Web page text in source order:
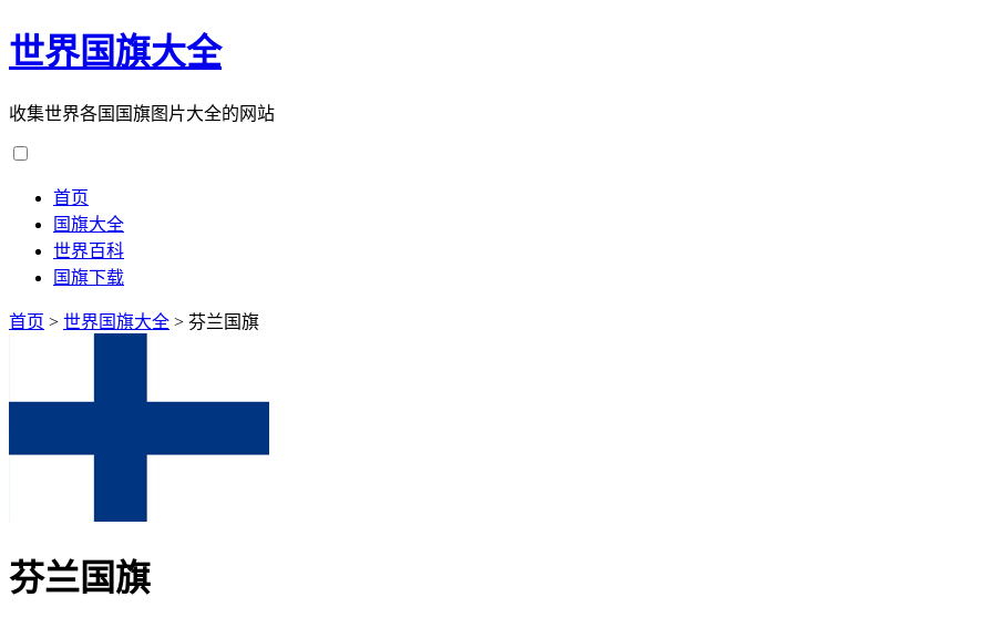
世界国旗大全
收集世界各国国旗图片大全的网站
首页
国旗大全
世界百科
国旗下载
首页 > 世界国旗大全 > 芬兰国旗
芬兰国旗